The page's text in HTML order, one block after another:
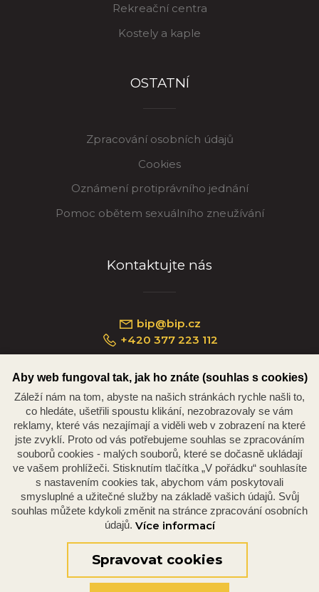
Rekreační centra
Kostely a kaple
OSTATNÍ
Zpracování osobních údajů
Cookies
Oznámení protiprávního jednání
Pomoc obětem sexuálního zneužívání
Kontaktujte nás
bip@bip.cz
+420 377 223 112
Náměstí Republiky 234/35, 301 00 Plzeň
Aby web fungoval tak, jak ho znáte (souhlas s cookies)
Záleží nám na tom, abyste na našich stránkách rychle našli to,
co hledáte, ušetřili spoustu klikání, nezobrazovaly se vám
reklamy, které vás nezajímají a viděli web v zobrazení na které
jste zvyklí. Proto od vás potřebujeme souhlas se zpracováním
souborů cookies - malých souborů, které se dočasně ukládají
ve vašem prohlížeči. Stisknutím tlačítka „V pořádku“ souhlasíte
s nastavením cookies tak, abychom vám poskytovali
smysluplné a užitečné služby na základě vašich údajů. Svůj
souhlas můžete kdykoli změnit na stránce zpracování osobních
údajů. Více informací
Spravovat cookies